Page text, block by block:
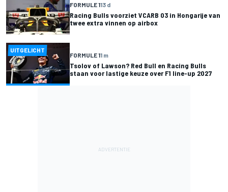
FORMULE 113 d
Racing Bulls voorziet VCARB 03 in Hongarije van
twee extra vinnen op airbox
UITGELICHT
FORMULE 11 m
Tsolov of Lawson? Red Bull en Racing Bulls
staan voor lastige keuze over F1 line-up 2027